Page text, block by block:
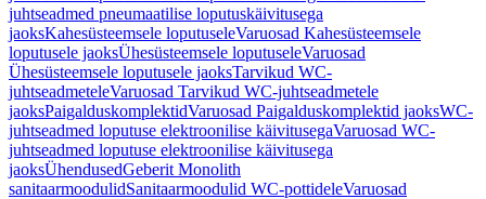
juhtseadmed pneumaatilise loputuskäivitusega
jaoksKahesüsteemsele loputuseleVaruosad Kahesüsteemsele
loputusele jaoksÜhesüsteemsele loputuseleVaruosad
Ühesüsteemsele loputusele jaoksTarvikud WC-
juhtseadmeteleVaruosad Tarvikud WC-juhtseadmetele
jaoksPaigalduskomplektidVaruosad Paigalduskomplektid jaoksWC-
juhtseadmed loputuse elektroonilise käivitusegaVaruosad WC-
juhtseadmed loputuse elektroonilise käivitusega
jaoksÜhendusedGeberit Monolith
sanitaarmoodulidSanitaarmoodulid WC-pottideleVaruosad